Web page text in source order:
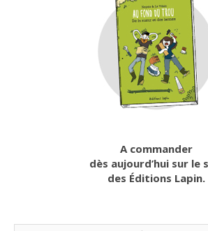
A commander
dès aujourd’hui sur le
des Éditions Lapin.